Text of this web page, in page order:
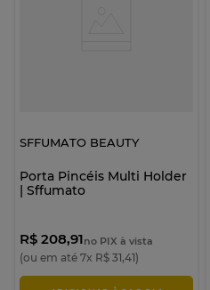
SFFUMATO BEAUTY
Porta Pincéis Multi Holder
| Sffumato
R$ 208,91no PIX à vista
(ou em até 7x R$ 31,41)